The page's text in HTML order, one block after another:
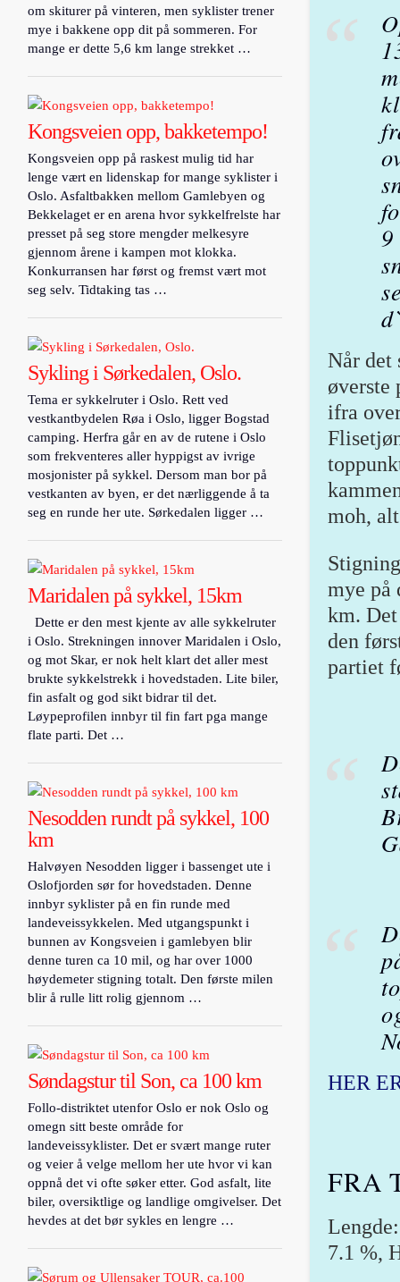
Når det
øverste
ifra
moh,
mye på
km.
den
partiet
HER
FRA
7.1 %,
om skiturer på vinteren, men syklister trener
mye i bakkene opp dit på sommeren. For
mange er dette 5,6 km lange strekket …
Kongsveien opp, bakketempo!
Kongsveien opp på raskest mulig tid har
lenge vært en lidenskap for mange syklister i
Oslo. Asfaltbakken mellom Gamlebyen og
Bekkelaget er en arena hvor sykkelfrelste har
presset på seg store mengder melkesyre
gjennom årene i kampen mot klokka.
Konkurransen har først og fremst vært mot
seg selv. Tidtaking tas …
Sykling i Sørkedalen, Oslo.
Tema er sykkelruter i Oslo. Rett ved
vestkantbydelen Røa i Oslo, ligger Bogstad
camping. Herfra går en av de rutene i Oslo
som frekventeres aller hyppigst av ivrige
mosjonister på sykkel. Dersom man bor på
vestkanten av byen, er det nærliggende å ta
seg en runde her ute. Sørkedalen ligger …
Maridalen på sykkel, 15km
Dette er den mest kjente av alle sykkelruter
i Oslo. Strekningen innover Maridalen i Oslo,
og mot Skar, er nok helt klart det aller mest
brukte sykkelstrekk i hovedstaden. Lite biler,
fin asfalt og god sikt bidrar til det.
Løypeprofilen innbyr til fin fart pga mange
flate parti. Det …
Nesodden rundt på sykkel, 100
km
Halvøyen Nesodden ligger i bassenget ute i
Oslofjorden sør for hovedstaden. Denne
innbyr syklister på en fin runde med
landeveissykkelen. Med utgangspunkt i
bunnen av Kongsveien i gamlebyen blir
denne turen ca 10 mil, og har over 1000
høydemeter stigning totalt. Den første milen
blir å rulle litt rolig gjennom …
Søndagstur til Son, ca 100 km
Follo-distriktet utenfor Oslo er nok Oslo og
omegn sitt beste område for
landeveissyklister. Det er svært mange ruter
og veier å velge mellom her ute hvor vi kan
oppnå det vi ofte søker etter. God asfalt, lite
biler, oversiktlige og landlige omgivelser. Det
hevdes at det bør sykles en lengre …